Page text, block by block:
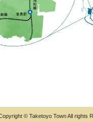
© Taketoyo Town All rights